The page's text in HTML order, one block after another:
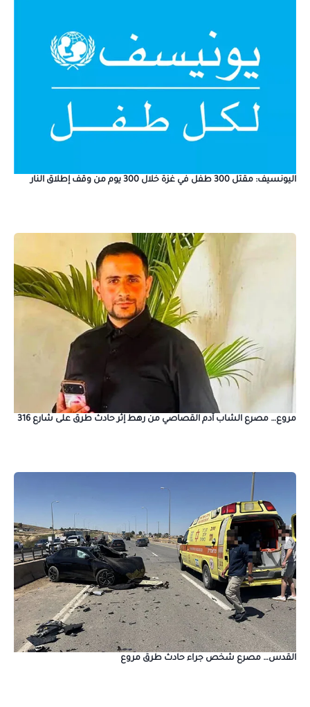
اليونسيف: مقتل 300 طفل في غزة خلال 300 يوم من وقف إطلاق النار
مروع… مصرع الشاب آدم القصاصي من رهط إثر حادث طرق على شارع 316
القدس… مصرع شخص جراء حادث طرق مروع